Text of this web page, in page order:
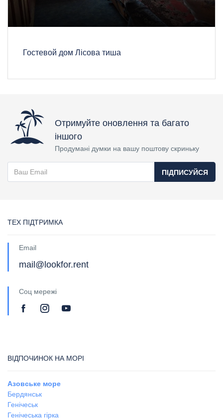
Гостевой дом Лісова тиша
Отримуйте оновлення та багато
іншого
Продумані думки на вашу поштову скриньку
ПІДПИСУЙСЯ
ТЕХ ПІДТРИМКА
Email
mail@lookfor.rent
Соц мережі
ВІДПОЧИНОК НА МОРІ
Азовське море
Бердянськ
Генічеськ
Генічеська гірка